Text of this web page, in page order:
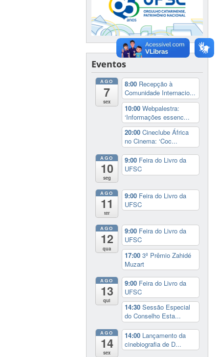
Eventos
AGO
7
sex
8:00 Recepção à
Comunidade Internacio...
10:00Webpalestra:
‘Informações essenc...
20:00Cineclube África
no Cinema: ‘Coc...
AGO
10
seg
9:00 Feira do Livro da
UFSC
AGO
11
ter
9:00 Feira do Livro da
UFSC
AGO
12
qua
9:00 Feira do Livro da
UFSC
17:003º Prêmio Zahidé
Muzart
AGO
13
qui
9:00 Feira do Livro da
UFSC
14:30Sessão Especial
do Conselho Esta...
AGO
14
sex
14:00 Lançamento da
cinebiografia de D...